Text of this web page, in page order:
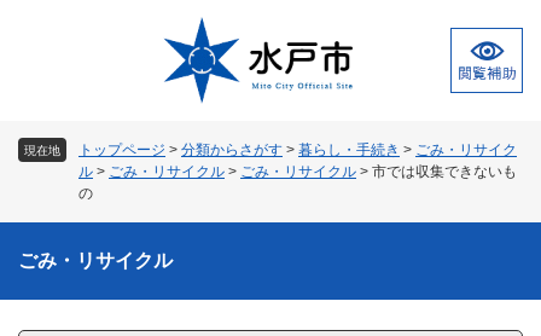
現在地 トップページ > 分類からさがす > 暮らし・手続き > ごみ・リサイク
ル > ごみ・リサイクル > ごみ・リサイクル > 市では収集できないも
の
ごみ・リサイクル